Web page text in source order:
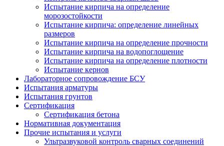
Испытание кирпича на определение
морозостойкости
Испытание кирпича: определение линейных
размеров
Испытание кирпича на определение прочности
Испытание кирпича на водопоглощение
Испытание кирпича на определение плотности
Испытание кернов
Лабораторное сопровождение БСУ
Испытания арматуры
Испытания грунтов
Сертификация
Сертификация бетона
Нормативная документация
Прочие испытания и услуги
Ультразвуковой контроль сварных соединений